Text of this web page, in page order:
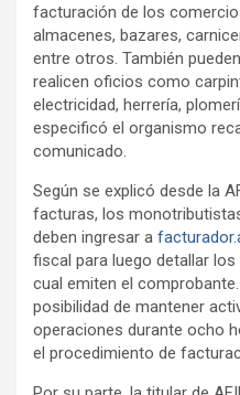
facturación de los
almacenes, bazares,
entre otros. También
realicen oficios como
electricidad, herrería,
especificó el organismo
comunicado.
Según se explicó desde la
facturas, los
deben ingresar a
fiscal para luego detallar
cual emiten el
posibilidad de mantener
operaciones durante ocho
el procedimiento de